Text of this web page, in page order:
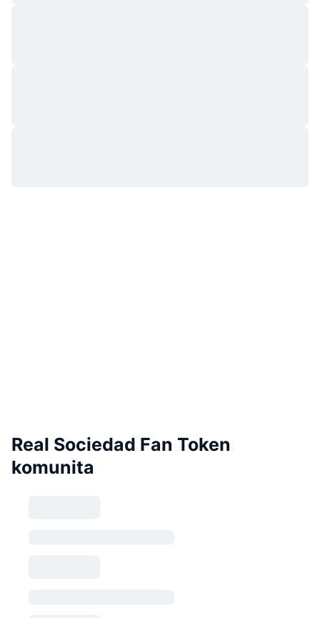
Real Sociedad Fan Token
komunita